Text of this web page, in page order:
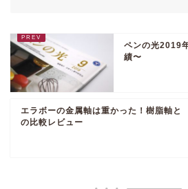
ペンの光2019
績〜
エラボーの金属軸は重かった！樹脂軸と
の比較レビュー